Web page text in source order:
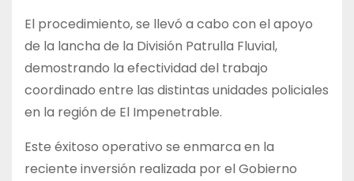
El procedimiento, se llevó a cabo con el apoyo
de la lancha de la División Patrulla Fluvial,
demostrando la efectividad del trabajo
coordinado entre las distintas unidades policiales
en la región de El Impenetrable.
Este éxitoso operativo se enmarca en la
reciente inversión realizada por el Gobierno